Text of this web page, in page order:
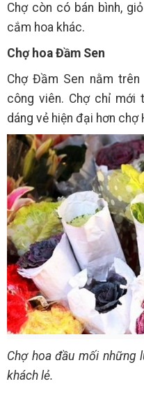
Chợ còn có bán bình,
cắm hoa khác.
Chợ hoa Đầm Sen
Chợ Đầm Sen nằm trên
công viên. Chợ chỉ mới
dáng vẻ hiện đại hơn chợ
Chợ hoa đầu mối những
khách lẻ.